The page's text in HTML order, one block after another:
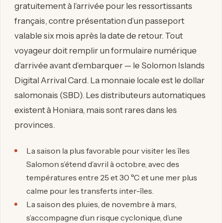
gratuitement à l’arrivée pour les ressortissants
français, contre présentation d’un passeport
valable six mois après la date de retour. Tout
voyageur doit remplir un formulaire numérique
d’arrivée avant d’embarquer — le Solomon Islands
Digital Arrival Card. La monnaie locale est le dollar
salomonais (SBD). Les distributeurs automatiques
existent à Honiara, mais sont rares dans les
provinces.
La saison la plus favorable pour visiter les îles
Salomon s’étend d’avril à octobre, avec des
températures entre 25 et 30 °C et une mer plus
calme pour les transferts inter-îles.
La saison des pluies, de novembre à mars,
s’accompagne d’un risque cyclonique, d’une